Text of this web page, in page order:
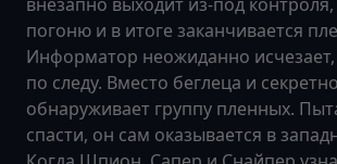
погоню и в итоге заканчивается
Информатор неожиданно исчезает,
по следу. Вместо беглеца и
обнаруживает группу пленных.
спасти, он сам оказывается в